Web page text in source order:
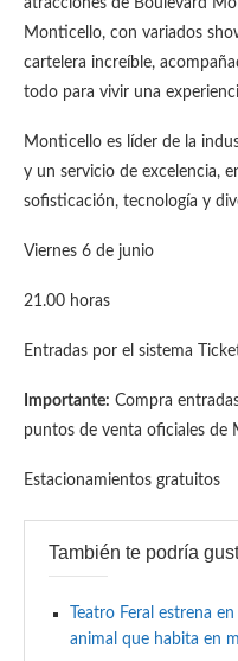
atracciones de Boulevard
Monticello, con variados
cartelera increíble,
todo para vivir una
Monticello es líder de la
y un servicio de excelencia,
sofisticación, tecnología y
Viernes 6 de junio
21.00 horas
Entradas por el sistema
Importante: Compra
puntos de venta oficiales de
Estacionamientos gratuitos
También te podría
Teatro Feral estrena
animal que habita en